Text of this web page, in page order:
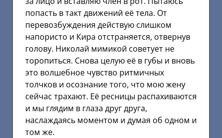
попасть в такт движений её тела. От
перевозбуждения действую слишком
напористо и Кира отстраняется, отвернув
голову. Николай мимикой советует не
торопиться. Снова целую её в губы и вновь
это волшебное чувство ритмичных
толчков и осознание того, что мою жену
сейчас трахают. Её ресницы распахиваются
и мы глядим в глаза друг друга,
наслаждаясь моментом и думая об одном и
том же.